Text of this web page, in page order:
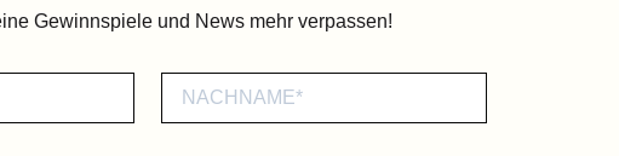
Gewinnspiele und News mehr verpassen!